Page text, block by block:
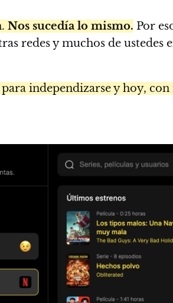
Nos sucedía lo mismo. Por
redes y muchos de ustedes
independizarse y hoy,